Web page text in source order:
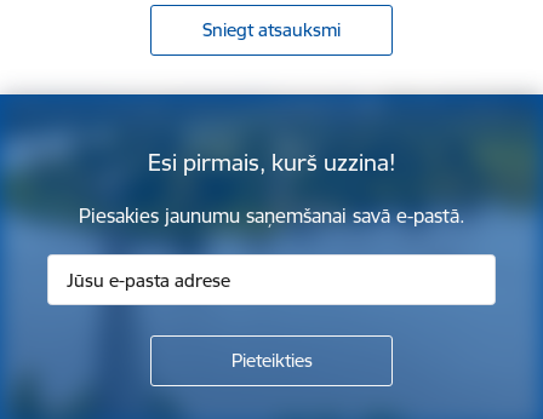
Sniegt atsauksmi
Esi pirmais, kurš uzzina!
Piesakies jaunumu saņemšanai savā e-pastā.